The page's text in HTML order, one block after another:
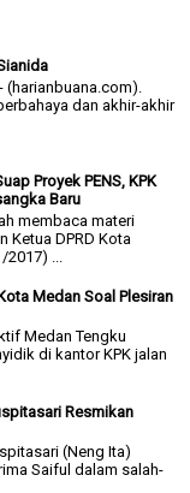
- (harianbuana.com).
dan akhir-akhir
Proyek PENS, KPK
Baru
membaca materi
Ketua DPRD Kota
...
Medan Soal Plesiran
Medan Tengku
di kantor KPK jalan
Resmikan
(Neng Ita)
Saiful dalam salah-